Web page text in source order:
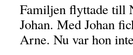
Familjen flyttade till
Johan. Med Johan
Arne. Nu var hon